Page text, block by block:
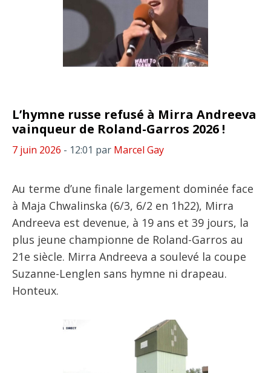
L’hymne russe refusé à Mirra Andreeva
vainqueur de Roland-Garros 2026 !
7 juin 2026 - 12:01 par Marcel Gay
Au terme d’une finale largement dominée face
à Maja Chwalinska (6/3, 6/2 en 1h22), Mirra
Andreeva est devenue, à 19 ans et 39 jours, la
plus jeune championne de Roland-Garros au
21e siècle. Mirra Andreeva a soulevé la coupe
Suzanne-Lenglen sans hymne ni drapeau.
Honteux.